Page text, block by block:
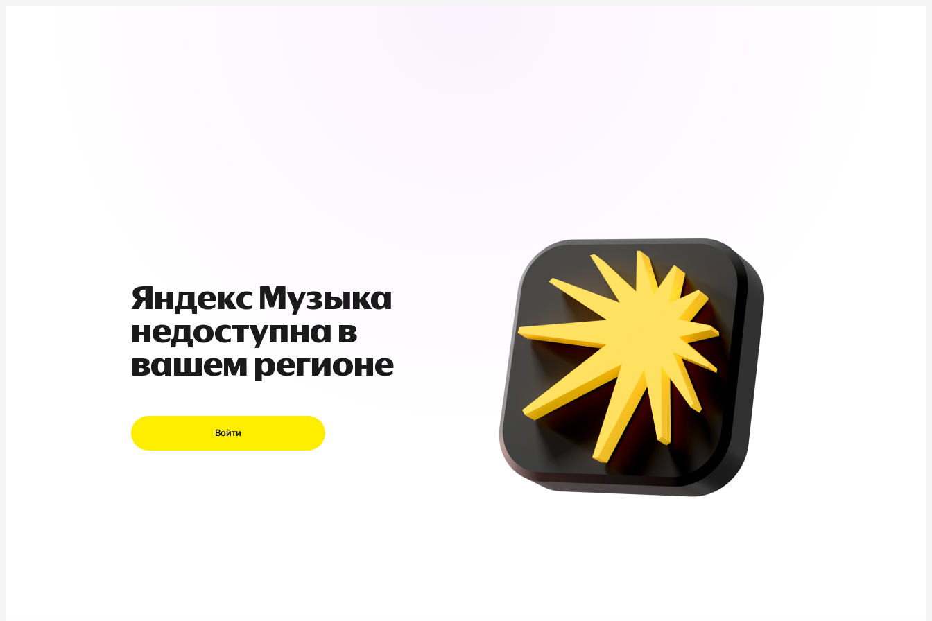
Яндекс Музыка
недоступна в
вашем регионе
Войти